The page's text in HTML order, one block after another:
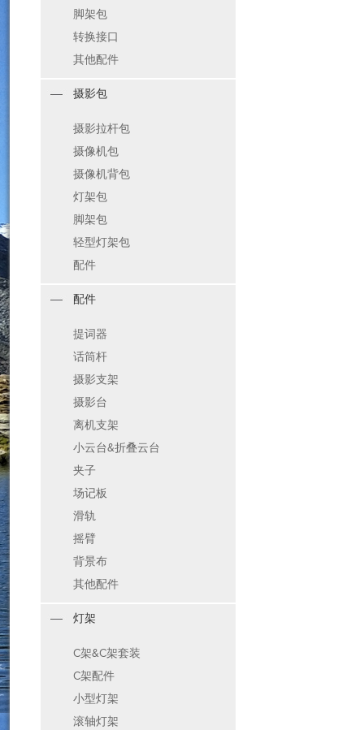
脚架包
转换接口
其他配件
摄影包
摄影拉杆包
摄像机包
摄像机背包
灯架包
脚架包
轻型灯架包
配件
配件
提词器
话筒杆
摄影支架
摄影台
离机支架
小云台&折叠云台
夹子
场记板
滑轨
摇臂
背景布
其他配件
灯架
C架&C架套装
C架配件
小型灯架
滚轴灯架